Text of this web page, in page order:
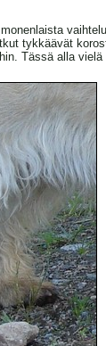
tykkäävät
Tässä alla